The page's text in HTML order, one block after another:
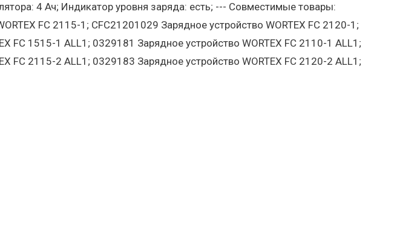
4 Ач; Индикатор уровня заряда: есть; --- Совместимые товары:
FC 2115-1; CFC21201029 Зарядное устройство WORTEX FC 2120-1;
FC 1515-1 ALL1; 0329181 Зарядное устройство WORTEX FC 2110-1 ALL1;
FC 2115-2 ALL1; 0329183 Зарядное устройство WORTEX FC 2120-2 ALL1;